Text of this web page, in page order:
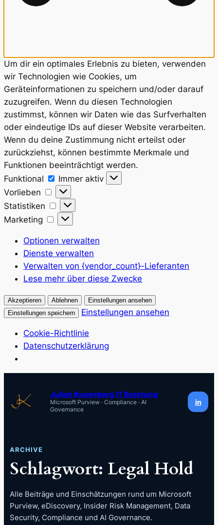
Um dir ein optimales Erlebnis zu bieten, verwenden
wir Technologien wie Cookies, um
Geräteinformationen zu speichern und/oder darauf
zuzugreifen. Wenn du diesen Technologien
zustimmst, können wir Daten wie das Surfverhalten
oder eindeutige IDs auf dieser Website verarbeiten.
Wenn du deine Zustimmung nicht erteilst oder
zurückziehst, können bestimmte Merkmale und
Funktionen beeinträchtigt werden.
Funktional
Funktional
Immer aktiv
Vorlieben
Vorlieben
Statistiken
Statistiken
Marketing
Marketing
Optionen verwalten
Dienste verwalten
Verwalten von {vendor_count}-Lieferanten
Lese mehr über diese Zwecke
Akzeptieren Ablehnen
Einstellungen ansehen
Einstellungen speichern
Einstellungen ansehen
Cookie-Richtlinie
Datenschutzerklärung
springen
Julian Kusenberg IT Beratung
Microsoft Purview · Compliance · AI
Governance
in
ARCHIVE
Schlagwort: Legal Hold
Alle Beiträge und Einschätzungen rund um Microsoft
Purview, eDiscovery, Insider Risk Management, Data
Security, Compliance und AI Governance.